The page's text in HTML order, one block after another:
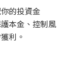
的投資金
本金、控制風
利。